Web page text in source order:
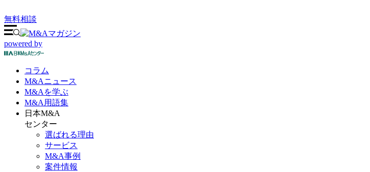
無料相談
powered by
コラム
M&Aニュース
M&Aを学ぶ
M&A 用語集
日本M&A
センター
選ばれる理由
サービス
M&A事例
案件情報